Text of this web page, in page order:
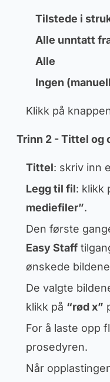
Tilstede i
Alle unntatt
Alle
Ingen
Klikk på
Trinn 2 - Tittel og
Tittel: skriv inn
Legg til fil: klikk
mediefiler”.
Den første
Easy Staff
ønskede
De valgte
klikk på “rød x”
For å laste opp
prosedyren.
Når